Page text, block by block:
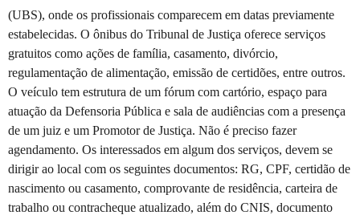
(UBS), onde os profissionais comparecem em datas previamente
estabelecidas. O ônibus do Tribunal de Justiça oferece serviços
gratuitos como ações de família, casamento, divórcio,
regulamentação de alimentação, emissão de certidões, entre outros.
O veículo tem estrutura de um fórum com cartório, espaço para
atuação da Defensoria Pública e sala de audiências com a presença
de um juiz e um Promotor de Justiça. Não é preciso fazer
agendamento. Os interessados em algum dos serviços, devem se
dirigir ao local com os seguintes documentos: RG, CPF, certidão de
nascimento ou casamento, comprovante de residência, carteira de
trabalho ou contracheque atualizado, além do CNIS, documento